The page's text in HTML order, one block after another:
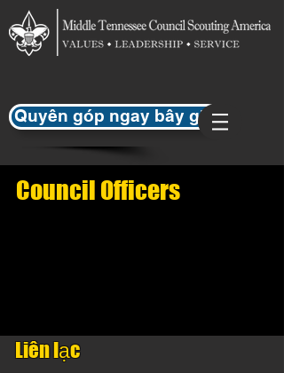
Quyên góp ngay bây giờ
Council Officers
Liên lạc